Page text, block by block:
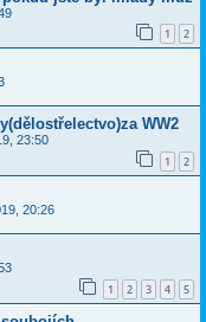
1 2
WW2
23:50
1 2
20:26
1 2 3 4 5